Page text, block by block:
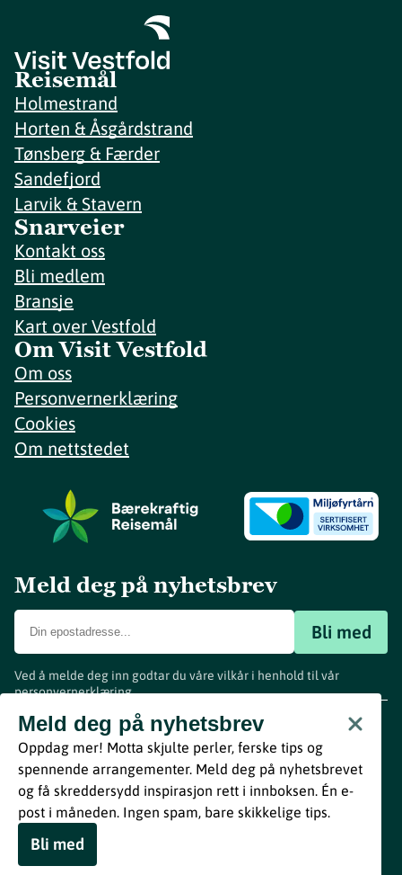
Reisemål
Holmestrand
Horten & Åsgårdstrand
Tønsberg & Færder
Sandefjord
Larvik & Stavern
Snarveier
Kontakt oss
Bli medlem
Bransje
Kart over Vestfold
Om Visit Vestfold
Om oss
Personvernerklæring
Cookies
Om nettstedet
Meld deg på nyhetsbrev
Bli med
Ved å melde deg inn godtar du våre vilkår i henhold til vår
personvernerklæring.
Meld deg på nyhetsbrev
Oppdag mer! Motta skjulte perler, ferske tips og
spennende arrangementer. Meld deg på nyhetsbrevet
og få skreddersydd inspirasjon rett i innboksen. Én e-
post i måneden. Ingen spam, bare skikkelige tips.
Bli med
www.visitvestfold.com
Turistinformasjon
Vestfold Fylkeskommune
ByBreakfast